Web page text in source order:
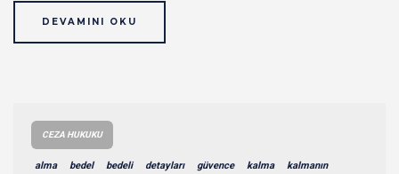
DEVAMINI OKU
CEZA HUKUKU
alma bedel bedeli detayları güvence kalma kalmanın